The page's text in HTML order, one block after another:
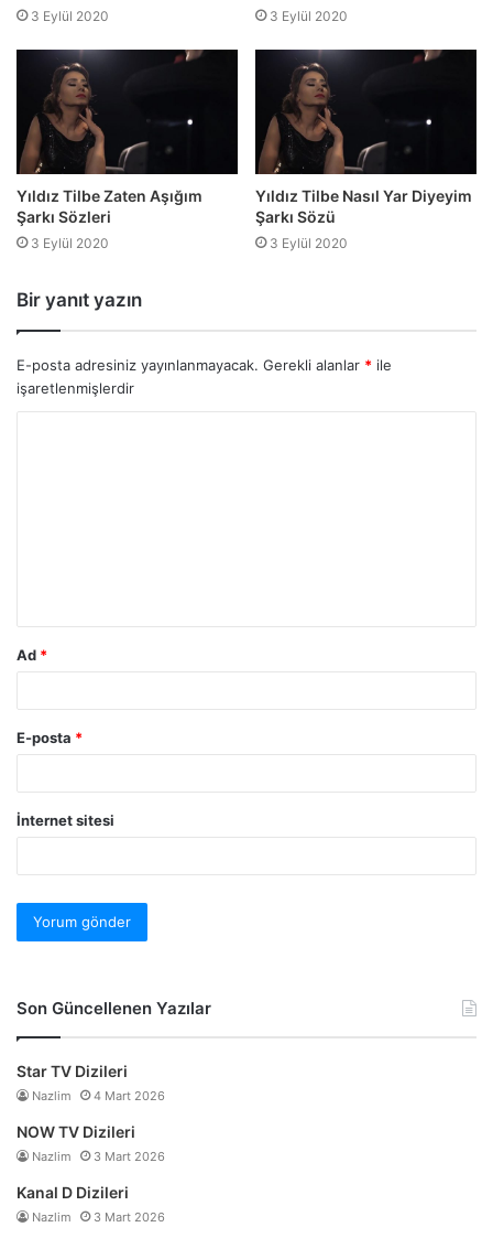
3 Eylül 2020 3 Eylül 2020
Yıldız Tilbe Zaten Aşığım
Şarkı Sözleri
3 Eylül 2020
Yıldız Tilbe Nasıl Yar Diyeyim
Şarkı Sözü
3 Eylül 2020
Bir yanıt yazın
E-posta adresiniz yayınlanmayacak. Gerekli alanlar * ile
işaretlenmişlerdir
Ad *
E-posta *
İnternet sitesi
Son Güncellenen Yazılar
Star TV Dizileri
Nazlim 4 Mart 2026
NOW TV Dizileri
Nazlim 3 Mart 2026
Kanal D Dizileri
Nazlim 3 Mart 2026